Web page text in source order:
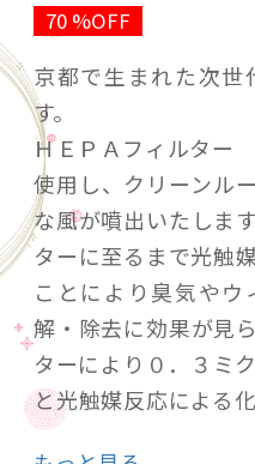
70 %OFF
京都で生まれた次
す。
ＨＥＰＡフィルター
使用し、クリーンル
な風が噴出いたしま
ターに至るまで光触
ことにより臭気や
解・除去に効果が見
ターにより０．３ミ
と光触媒反応による
ド除去により、世界